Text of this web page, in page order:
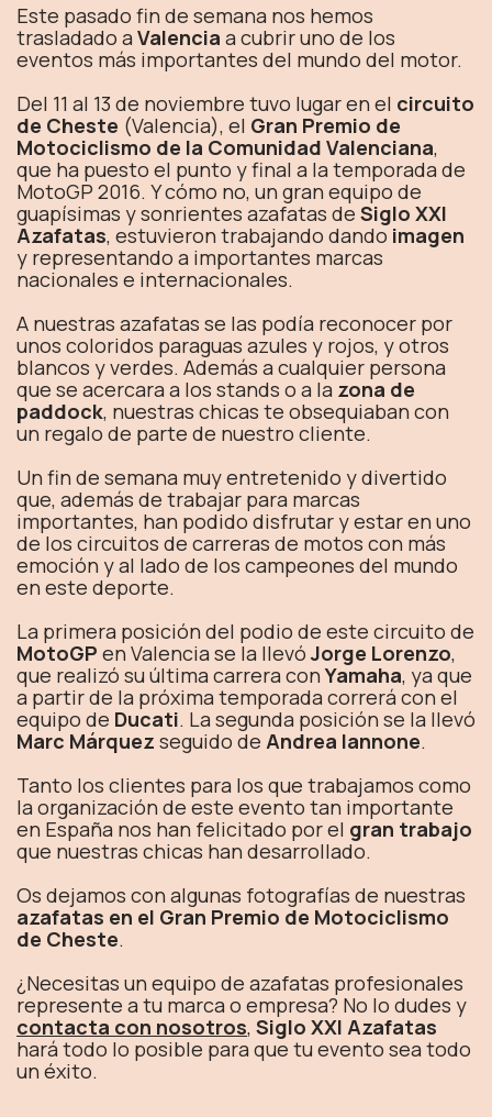
Este pasado fin de semana nos hemos
trasladado aValencia a cubrir uno de los
eventos más importantes del mundo del motor.
Del 11 al 13 de noviembre tuvo lugar en el circuito
de Cheste (Valencia), el Gran Premio de
Motociclismo de la Comunidad Valenciana,
que ha puesto el punto y final a la temporada de
MotoGP 2016. Y cómo no, un gran equipo de
guapísimas y sonrientes azafatas de Siglo XXI
Azafatas, estuvieron trabajando dando imagen
y representando a importantes marcas
nacionales e internacionales.
A nuestras azafatas se las podía reconocer por
unos coloridos paraguas azules y rojos, y otros
blancos y verdes. Además a cualquier persona
que se acercara a los stands o a la zona de
paddock, nuestras chicas te obsequiaban con
un regalo de parte de nuestro cliente.
Un fin de semana muy entretenido y divertido
que, además de trabajar para marcas
importantes, han podido disfrutar y estar en uno
de los circuitos de carreras de motos con más
emoción y al lado de los campeones del mundo
en este deporte.
La primera posición del podio de este circuito de
MotoGP en Valencia se la llevóJorge Lorenzo,
que realizó su última carrera conYamaha, ya que
a partir de la próxima temporada correrá con el
equipo de Ducati. La segunda posición se la llevó
Marc Márquez seguido de Andrea Iannone.
Tanto los clientes para los que trabajamos como
la organización de este evento tan importante
en España nos han felicitado por el gran trabajo
que nuestras chicas han desarrollado.
Os dejamos con algunas fotografías de nuestras
azafatas en el Gran Premio de Motociclismo
de Cheste.
¿Necesitas un equipo de azafatas profesionales
represente a tu marca o empresa? No lo dudes y
contacta con nosotros, Siglo XXI Azafatas
hará todo lo posible para que tu evento sea todo
un éxito.